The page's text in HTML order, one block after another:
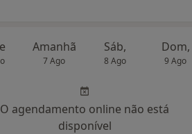
Amanhã
7 Ago
Sáb,
8 Ago
Dom,
9 Ago
O agendamento online não está
disponível